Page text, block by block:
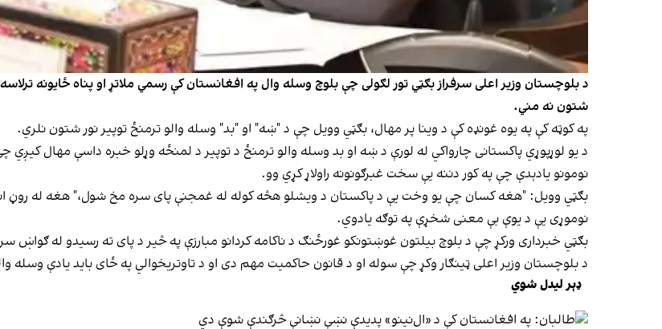
د بلوچستان وزیر اعلی سرفراز بګټي تور لګولی چې بلوچ وسله وال په افغانستان کې رسمي ملاتړ او پناه ځایونه
شتون نه مني.
په کوټه کې په یوه غونډه کې د وینا پر مهال، بګټي وویل چې د "ښه" او "بد" وسله والو ترمنځ توپیر نور شتون نلري.
د یو لوړپوړي پاکستانی چارواکي له لورې د ښه او بد وسله والو ترمنځ د توپير د لمنځه وړلو خبره داسې مهال کیږي
نومونو یادېدې چې په کور دننه یې سخت غبرګونونه راولاړ کړي وو.
بګټي وویل: "هغه کسان چې یو وخت یې د پاکستان د ویشلو هڅه کوله له غمجنې پای سره مخ شول،" هغه له روڼ
نوموړی یې د یوې بې معنی شخړې په توګه یادوي.
بګټي خبرداری ورکړ چې د بلوچ بیلتون غوښتونکو غورځنګ د ناکامه کردانو مبارزې په څیر د پای ته رسیدو له ګواښ
د بلوچستان وزیر اعلی ټینګار وکړ چې سوله او د قانون حاکمیت مهم دی او د تاوتریخوالي په ځای باید یادې وسله
ډېر لیدل شوي